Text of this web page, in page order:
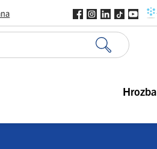
Hrozba